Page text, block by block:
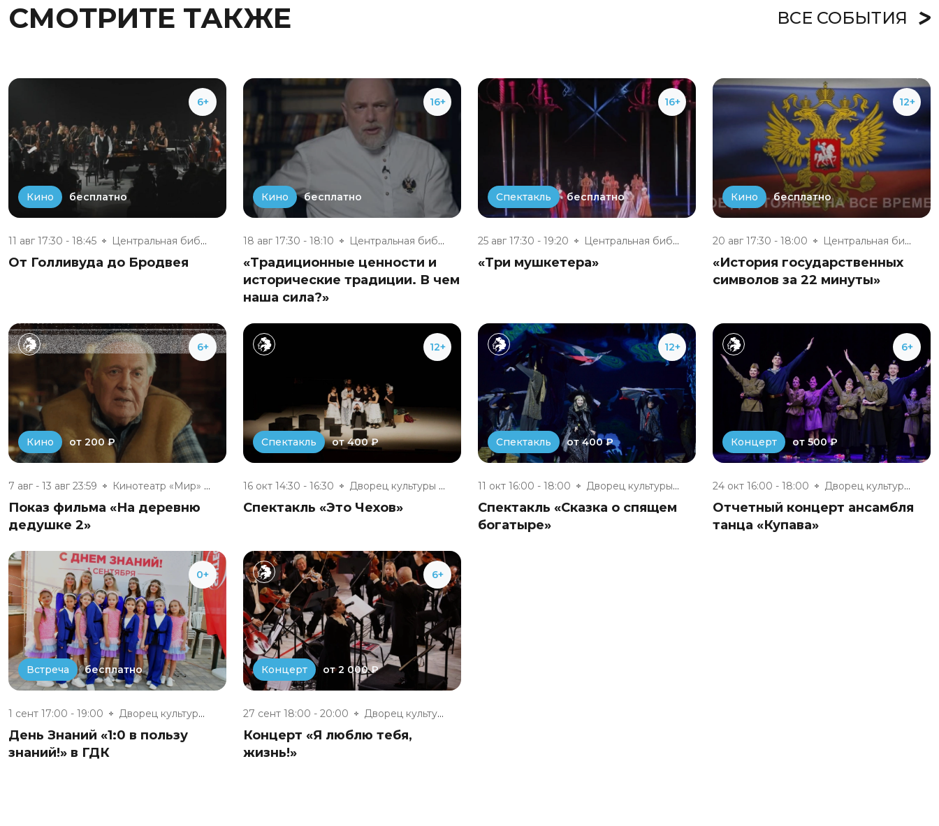
СМОТРИТЕ ТАКЖЕ ВСЕ СОБЫТИЯ
6+
Кино бесплатно
11 авг 17:30 - 18:45 Центральная библиотека г. Обни...
От Голливуда до Бродвея
16+
Кино бесплатно
18 авг 17:30 - 18:10 Центральная библиотека г. Обни...
«Традиционные ценности и
исторические традиции. В чем
наша сила?»
16+
Спектакль бесплатно
25 авг 17:30 - 19:20 Центральная библиотека г. Обни...
«Три мушкетера»
12+
Кино бесплатно
20 авг 17:30 - 18:00 Центральная библиотека г. Обни...
«История государственных
символов за 22 минуты»
6+
Кино от 200 ₽
7 авг - 13 авг 23:59 Кинотеатр «Мир» г. Обнинска
Показ фильма «На деревню
дедушке 2»
12+
Спектакль от 400 ₽
16 окт 14:30 - 16:30 Дворец культуры г. Обнинска
Спектакль «Это Чехов»
12+
Спектакль от 400 ₽
11 окт 16:00 - 18:00 Дворец культуры г. Обнинска
Спектакль «Сказка о спящем
богатыре»
6+
Концерт от 500 ₽
24 окт 16:00 - 18:00 Дворец культуры г. Обнинска
Отчетный концерт ансамбля
танца «Купава»
0+
Встреча бесплатно
1 сент 17:00 - 19:00 Дворец культуры г. Обнинска
День Знаний «1:0 в пользу
знаний!» в ГДК
6+
Концерт от 2 000 ₽
27 сент 18:00 - 20:00 Дворец культуры г. Обнинска
Концерт «Я люблю тебя,
жизнь!»